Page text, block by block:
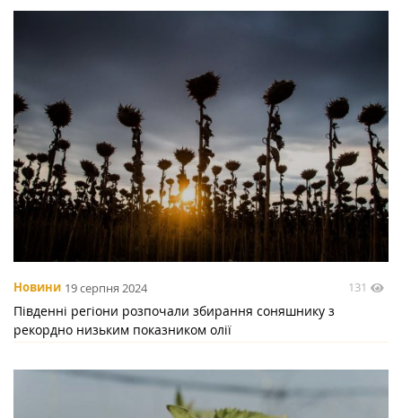
Новини 19 серпня 2024 131
Південні регіони розпочали збирання соняшнику з
рекордно низьким показником олії